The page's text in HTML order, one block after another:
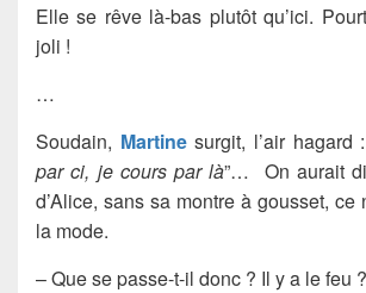
Elle se rêve là-bas plutôt qu’ici.
joli !
…
Soudain, Martinesurgit, l’air hagard
par ci, je cours par là”… On aurait
d’Alice, sans sa montre à gousset, ce
la mode.
– Que se passe-t-il donc ? Il y a le feu ?